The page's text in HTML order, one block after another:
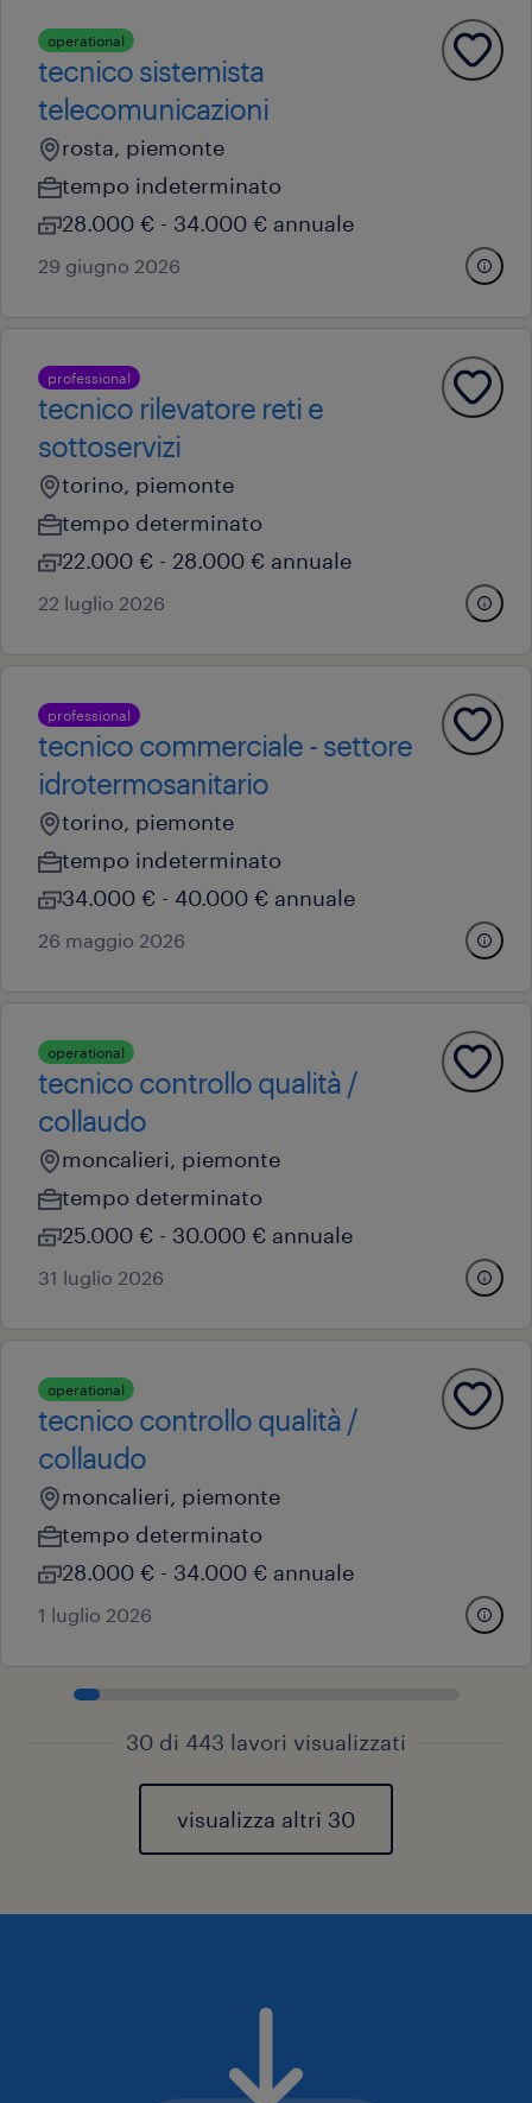
operational
tecnico sistemista
telecomunicazioni
rosta, piemonte
tempo indeterminato
28.000 € - 34.000 € annuale
29 giugno 2026
professional
tecnico rilevatore reti e
sottoservizi
torino, piemonte
tempo determinato
22.000 € - 28.000 € annuale
22 luglio 2026
professional
tecnico commerciale - settore
idrotermosanitario
torino, piemonte
tempo indeterminato
34.000 € - 40.000 € annuale
26 maggio 2026
operational
tecnico controllo qualità /
collaudo
moncalieri, piemonte
tempo determinato
25.000 € - 30.000 € annuale
31 luglio 2026
operational
tecnico controllo qualità /
collaudo
moncalieri, piemonte
tempo determinato
28.000 € - 34.000 € annuale
1 luglio 2026
30 di 443 lavori visualizzati
visualizza altri 30